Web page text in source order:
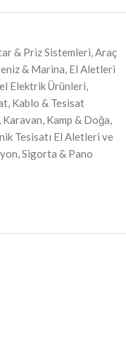
& Priz Sistemleri,Araç
& Marina, El Aletleri
Elektrik Ürünleri,
, Kablo & Tesisat
, Karavan, Kamp & Doğa,
Tesisatı El Aletleri ve
,Sigorta & Pano